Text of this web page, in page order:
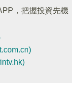
，把握投資先機